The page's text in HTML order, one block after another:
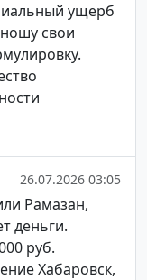
ущерб
свои
26.07.2026 03:05
Рамазан,
деньги.
руб.
Хабаровск,